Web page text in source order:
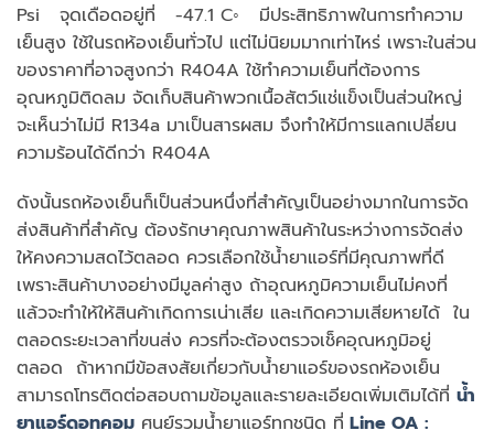
Psi จุดเดือดอยู่ที่ -47.1 C◦ มีประสิทธิภาพในการทำความ
เย็นสูง ใช้ในรถห้องเย็นทั่วไป แต่ไม่นิยมมากเท่าไหร่ เพราะในส่วน
ของราคาที่อาจสูงกว่า R404A ใช้ทำความเย็นที่ต้องการ
อุณหภูมิติดลม จัดเก็บสินค้าพวกเนื้อสัตว์แช่แข็งเป็นส่วนใหญ่
จะเห็นว่าไม่มี R134a มาเป็นสารผสม จึงทำให้มีการแลกเปลี่ยน
ความร้อนได้ดีกว่า R404A
ดังนั้นรถห้องเย็นก็เป็นส่วนหนึ่งที่สำคัญเป็นอย่างมากในการจัด
ส่งสินค้าที่สำคัญ ต้องรักษาคุณภาพสินค้าในระหว่างการจัดส่ง
ให้คงความสดไว้ตลอด ควรเลือกใช้น้ำยาแอร์ที่มีคุณภาพที่ดี
เพราะสินค้าบางอย่างมีมูลค่าสูง ถ้าอุณหภูมิความเย็นไม่คงที่
แล้วจะทำให้ให้สินค้าเกิดการเน่าเสีย และเกิดความเสียหายได้ ใน
ตลอดระยะเวลาที่ขนส่ง ควรที่จะต้องตรวจเช็คอุณหภูมิอยู่
ตลอด ถ้าหากมีข้อสงสัยเกี่ยวกับน้ำยาแอร์ของรถห้องเย็น
สามารถโทรติดต่อสอบถามข้อมูลและรายละเอียดเพิ่มเติมได้ที่ น้ำ
ยาแอร์ดอทคอม ศูนย์รวมน้ำยาแอร์ทุกชนิด ที่ Line OA :